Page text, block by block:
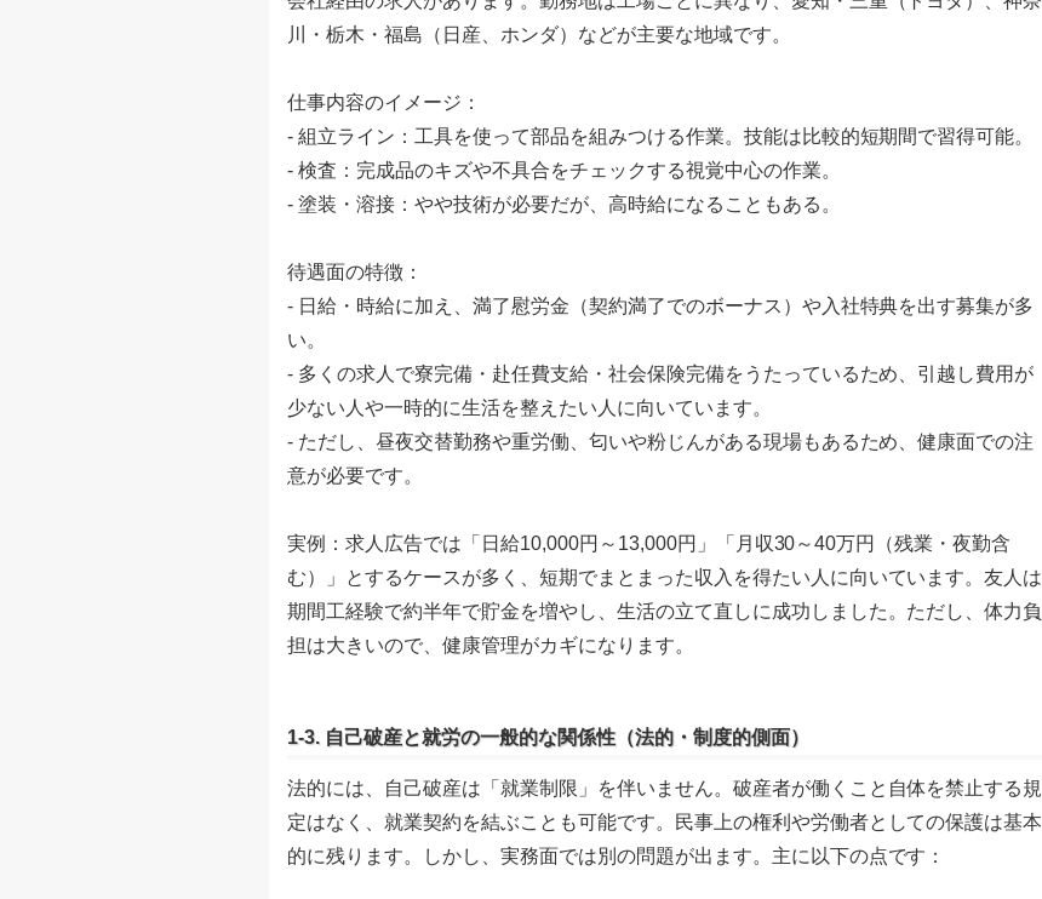
川・栃木・福島（日産、ホンダ）などが主要な地域です。
仕事内容のイメージ：
- 組立ライン：工具を使って部品を組みつける作業。技能は比較的短期間で習得可能。
- 検査：完成品のキズや不具合をチェックする視覚中心の作業。
- 塗装・溶接：やや技術が必要だが、高時給になることもある。
待遇面の特徴：
- 日給・時給に加え、満了慰労金（契約満了でのボーナス）や入社特典を出す募集が多
い。
- 多くの求人で寮完備・赴任費支給・社会保険完備をうたっているため、引越し費用が
少ない人や一時的に生活を整えたい人に向いています。
- ただし、昼夜交替勤務や重労働、匂いや粉じんがある現場もあるため、健康面での注
意が必要です。
実例：求人広告では「日給10,000円～13,000円」「月収30～40万円（残業・夜勤含
む）」とするケースが多く、短期でまとまった収入を得たい人に向いています。友人は
期間工経験で約半年で貯金を増やし、生活の立て直しに成功しました。ただし、体力負
担は大きいので、健康管理がカギになります。
1-3. 自己破産と就労の一般的な関係性（法的・制度的側面）
法的には、自己破産は「就業制限」を伴いません。破産者が働くこと自体を禁止する規
定はなく、就業契約を結ぶことも可能です。民事上の権利や労働者としての保護は基本
的に残ります。しかし、実務面では別の問題が出ます。主に以下の点です：